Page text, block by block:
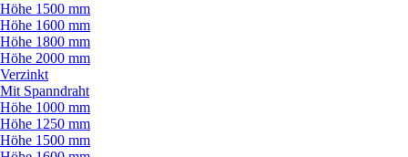
Höhe 1500 mm
Höhe 1600 mm
Höhe 1800 mm
Höhe 2000 mm
Verzinkt
Mit Spanndraht
Höhe 1000 mm
Höhe 1250 mm
Höhe 1500 mm